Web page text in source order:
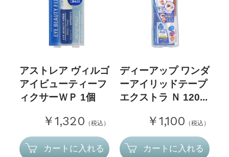
アストレア ヴィルゴ
アイビューティーフ
ィクサーＷＰ 1個
￥1,320 （税込）
カートに入れる
ディーアップ ワンダ
ーアイリッドテープ
エクストラ Ｎ 120...
￥1,100 （税込）
カートに入れる